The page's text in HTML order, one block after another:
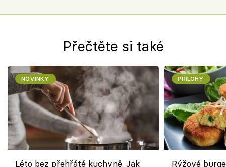
Přečtěte si také
NOVINKY
Léto bez přehřáté kuchyně. Jak
PŘÍLOHY
Rýžové